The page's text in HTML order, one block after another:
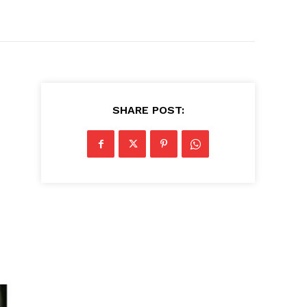
SHARE POST: